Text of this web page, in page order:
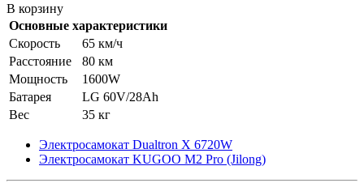
В корзину
Основные характеристики
Скорость
65 км/ч
Расстояние
80 км
Мощность
1600W
Батарея
LG 60V/28Ah
Вес
35 кг
Электросамокат Dualtron X 6720W
Электросамокат KUGOO M2 Pro (Jilong)